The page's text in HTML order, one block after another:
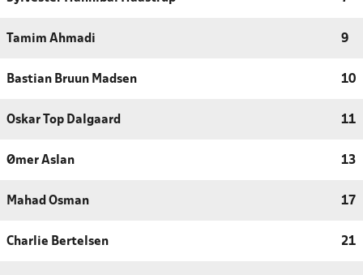
Tamim Ahmadi 9
Bastian Bruun Madsen 10
Oskar Top Dalgaard 11
Ømer Aslan 13
Mahad Osman 17
Charlie Bertelsen 21